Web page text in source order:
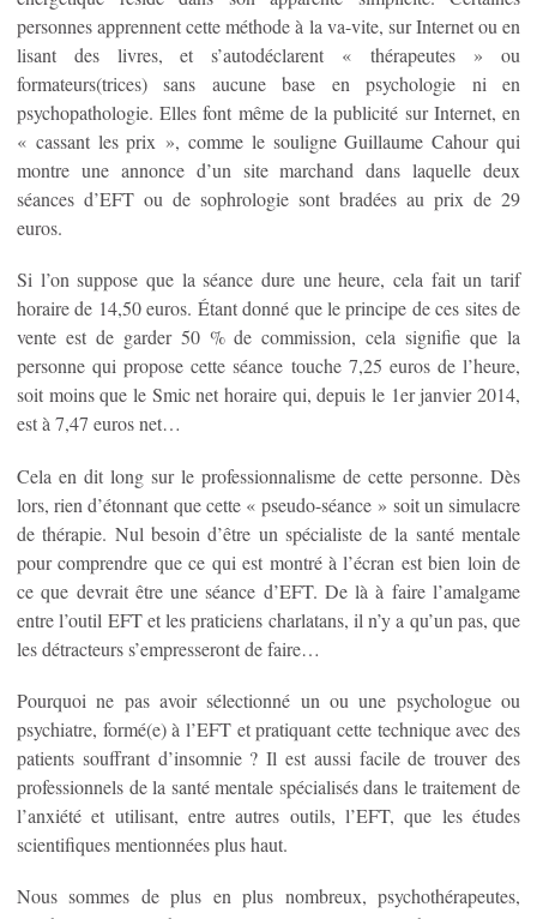
personnes apprennent cette méthode à la va-vite, sur Internet ou en
lisant des livres, et s’autodéclarent « thérapeutes » ou
formateurs(trices) sans aucune base en psychologie ni en
psychopathologie. Elles font même de la publicité sur Internet, en
« cassant les prix », comme le souligne Guillaume Cahour qui
montre une annonce d’un site marchand dans laquelle deux
séances d’EFT ou de sophrologie sont bradées au prix de 29
euros.
Si l’on suppose que la séance dure une heure, cela fait un tarif
horaire de 14,50 euros. Étant donné que le principe de ces sites de
vente est de garder 50 % de commission, cela signifie que la
personne qui propose cette séance touche 7,25 euros de l’heure,
soit moins que le Smic net horaire qui, depuis le 1er janvier 2014,
est à 7,47 euros net…
Cela en dit long sur le professionnalisme de cette personne. Dès
lors, rien d’étonnant que cette « pseudo-séance » soit un simulacre
de thérapie. Nul besoin d’être un spécialiste de la santé mentale
pour comprendre que ce qui est montré à l’écran est bien loin de
ce que devrait être une séance d’EFT. De là à faire l’amalgame
entre l’outil EFT et les praticiens charlatans, il n’y a qu’un pas, que
les détracteurs s’empresseront de faire…
Pourquoi ne pas avoir sélectionné un ou une psychologue ou
psychiatre, formé(e) à l’EFT et pratiquant cette technique avec des
patients souffrant d’insomnie ? Il est aussi facile de trouver des
professionnels de la santé mentale spécialisés dans le traitement de
l’anxiété et utilisant, entre autres outils, l’EFT, que les études
scientifiques mentionnées plus haut.
Nous sommes de plus en plus nombreux, psychothérapeutes,